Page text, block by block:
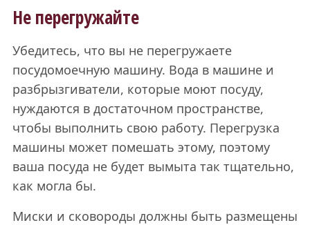
Не перегружайте
Убедитесь, что вы не перегружаете
посудомоечную машину. Вода в машине и
разбрызгиватели, которые моют посуду,
нуждаются в достаточном пространстве,
чтобы выполнить свою работу. Перегрузка
машины может помешать этому, поэтому
ваша посуда не будет вымыта так тщательно,
как могла бы.
Миски и сковороды должны быть размещены